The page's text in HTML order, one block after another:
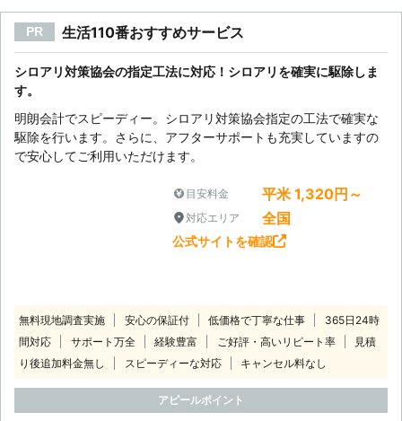
PR 生活110番おすすめサービス
シロアリ対策協会の指定工法に対応！シロアリを確実に駆除しま
す。
明朗会計でスピーディー。シロアリ対策協会指定の工法で確実な
駆除を行います。さらに、アフターサポートも充実していますの
で安心してご利用いただけます。
目安料金 平米 1,320円～
対応エリア 全国
公式サイトを確認
無料現地調査実施 安心の保証付 低価格で丁寧な仕事
365日24時
間対応
サポート万全 経験豊富 ご好評・高いリピート率
見積
り後追加料金無し
スピーディーな対応 キャンセル料なし
アピールポイント